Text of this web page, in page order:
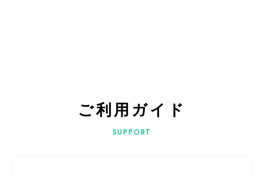
ご利用ガイド
SUPPORT